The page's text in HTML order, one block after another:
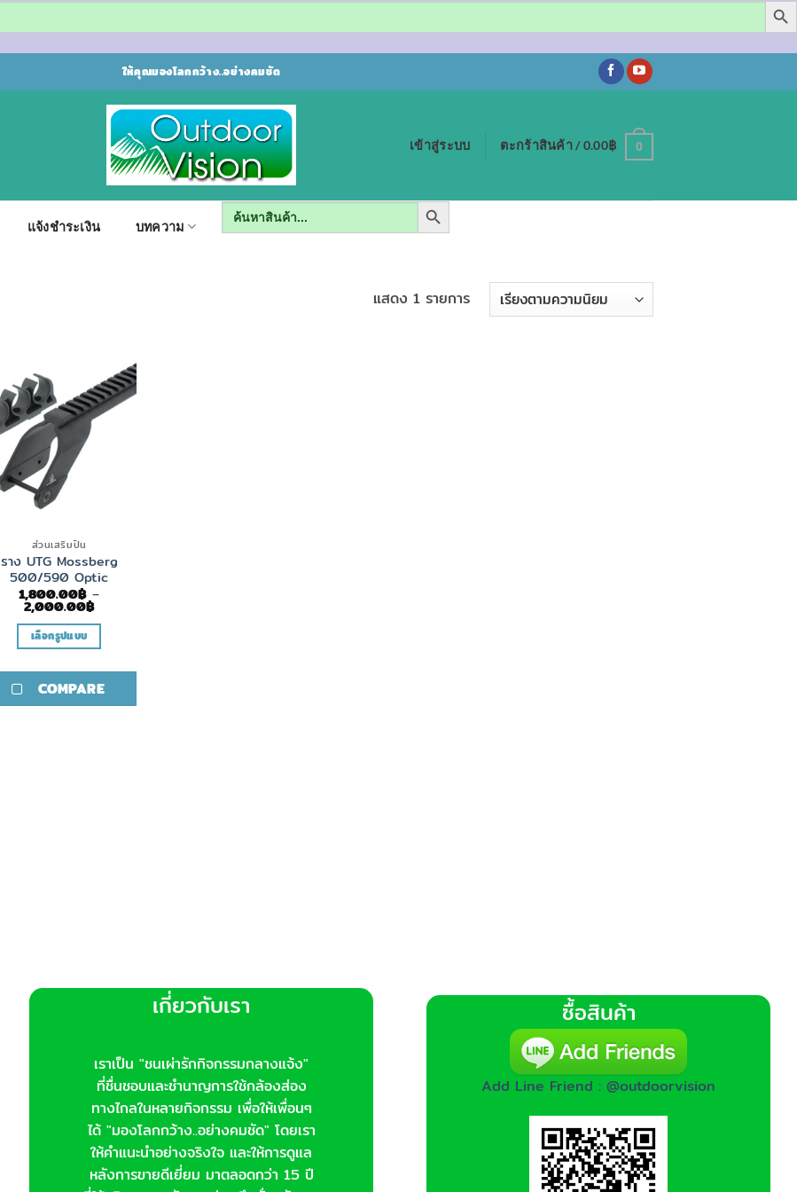
ให้คุณมองโลกกว้าง..อย่างคมชัด
เข้าสู่ระบบ ตะกร้าสินค้า /0.00฿ 0
แจ้งชำระเงิน บทความ
Search
for:
SEARCH BUTTON
แสดง 1 รายการ
ส่วนเสริมปืน
ราง UTG Mossberg
500/590 Optic
1,800.00฿ –
2,000.00฿Price
range:
1,800.00฿
through
2,000.00฿
เลือกรูปแบบ
product
has
COMPARE
เกี่ยวกับเรา
เราเป็น "ชนเผ่ารักกิจกรรมกลางแจ้ง"
ที่ชื่นชอบและชำนาญการใช้กล้องส่อง
ทางไกลในหลายกิจกรรม เพื่อให้เพื่อนๆ
ได้ "มองโลกกว้าง..อย่างคมชัด" โดยเรา
ให้คำแนะนำอย่างจริงใจ และให้การดูแล
หลังการขายดีเยี่ยม มาตลอดกว่า 15 ปี
ซื้อสินค้า
Add Line Friend : @outdoorvision